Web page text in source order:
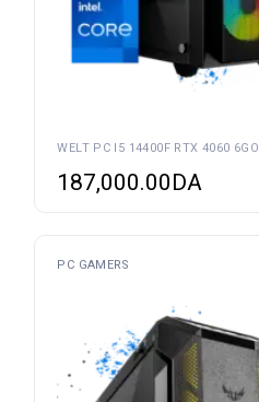
WELT PC I5 14400F RTX 4060 6GO
187,000.00DA
PC GAMERS